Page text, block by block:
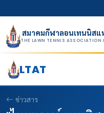
สมาคมกีฬาลอนเทนนิสแ
THE LAWN TENNIS ASSOCIATION
LTAT
ข่าวสาร